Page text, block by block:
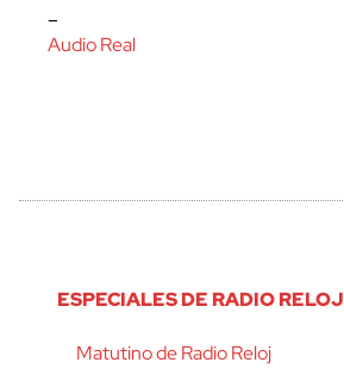
–
Audio Real
ESPECIALES DE RADIO RELOJ
Matutino de Radio Reloj